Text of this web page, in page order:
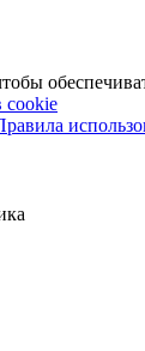
cookie